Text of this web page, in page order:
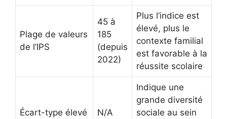
Plage de valeurs
de l’IPS
45 à
185
(depuis
2022)
Plus l’indice est
élevé, plus le
contexte familial
est favorable à la
réussite scolaire
Écart-type élevé N/A
Indique une
grande diversité
sociale au sein